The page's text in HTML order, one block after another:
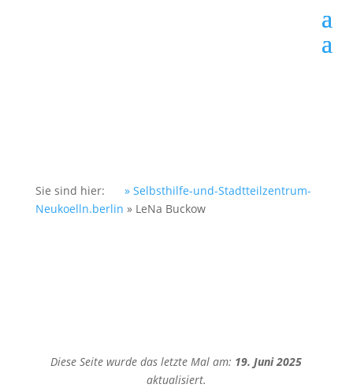
Sie sind hier:
» Selbsthilfe-und-Stadtteilzentrum-
Neukoelln.berlin » LeNa Buckow
Diese Seite wurde das letzte Mal am: 19. Juni 2025
aktualisiert.